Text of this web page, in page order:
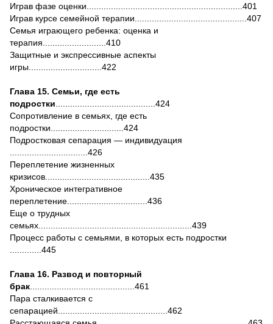
Играв фазе оценки................................................................401
Играв курсе семейной терапии..............................................407
Семья играющего ребенка: оценка и
терапия..........................410
Защитные и экспрессивные аспекты
игры..............................422
Глава 15. Семьи, где есть
подростки .........................................424
Сопротивление в семьях, где есть
подростки..............................424
Подростковая сепарация — индивидуация
................................426
Переплетение жизненных
кризисов...........................................435
Хроническое интегративное
переплетение.................................436
Еще о трудных
семьях...............................................................439
Процесс работы с семьями, в которых есть подростки
.............445
Глава 16. Развод и повторный
брак ...........................................461
Пара сталкивается с
сепарацией.............................................462